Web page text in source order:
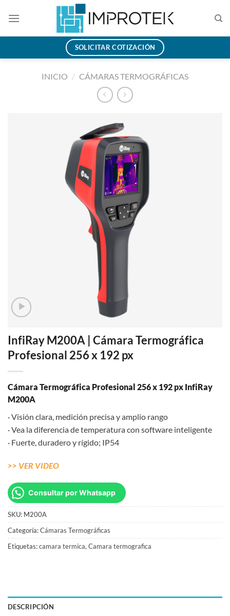
SOLICITAR COTIZACIÓN
INICIO / CÁMARAS TERMOGRÁFICAS
InfiRay M200A | Cámara Termográfica
Profesional 256 x 192 px
Cámara Termográfica Profesional 256 x 192 px InfiRay
M200A
· Visión clara, medición precisa y amplio rango
· Vea la diferencia de temperatura con software inteligente
· Fuerte, duradero y rígido; IP54
>> VER VIDEO
Consultar por Whatsapp
SKU: M200A
Categoría:Cámaras Termográficas
Etiquetas:camara termica,Camara termografica
DESCRIPCIÓN